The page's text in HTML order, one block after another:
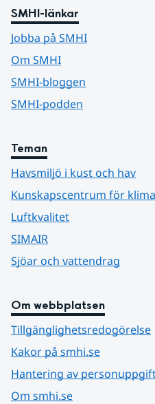
SMHI-länkar
Jobba på SMHI
Om SMHI
SMHI-bloggen
SMHI-podden
Teman
Havsmiljö i kust och hav
Kunskapscentrum för
Luftkvalitet
SIMAIR
Sjöar och vattendrag
Om webbplatsen
Tillgänglighetsredogörelse
Kakor på smhi.se
Hantering av
Om smhi.se